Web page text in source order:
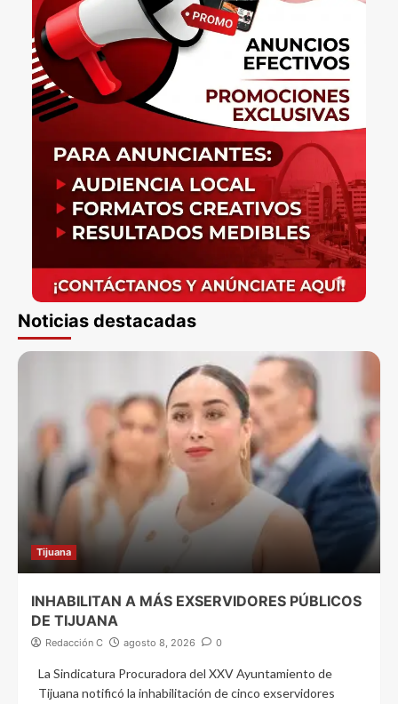
Noticias destacadas
Tijuana
INHABILITAN A MÁS EXSERVIDORES PÚBLICOS
DE TIJUANA
Redacción C agosto 8, 2026 0
La Sindicatura Procuradora del XXV Ayuntamiento de
Tijuana notificó la inhabilitación de cinco exservidores